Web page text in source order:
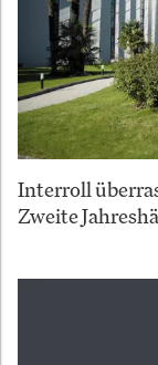
Interroll
Zweite